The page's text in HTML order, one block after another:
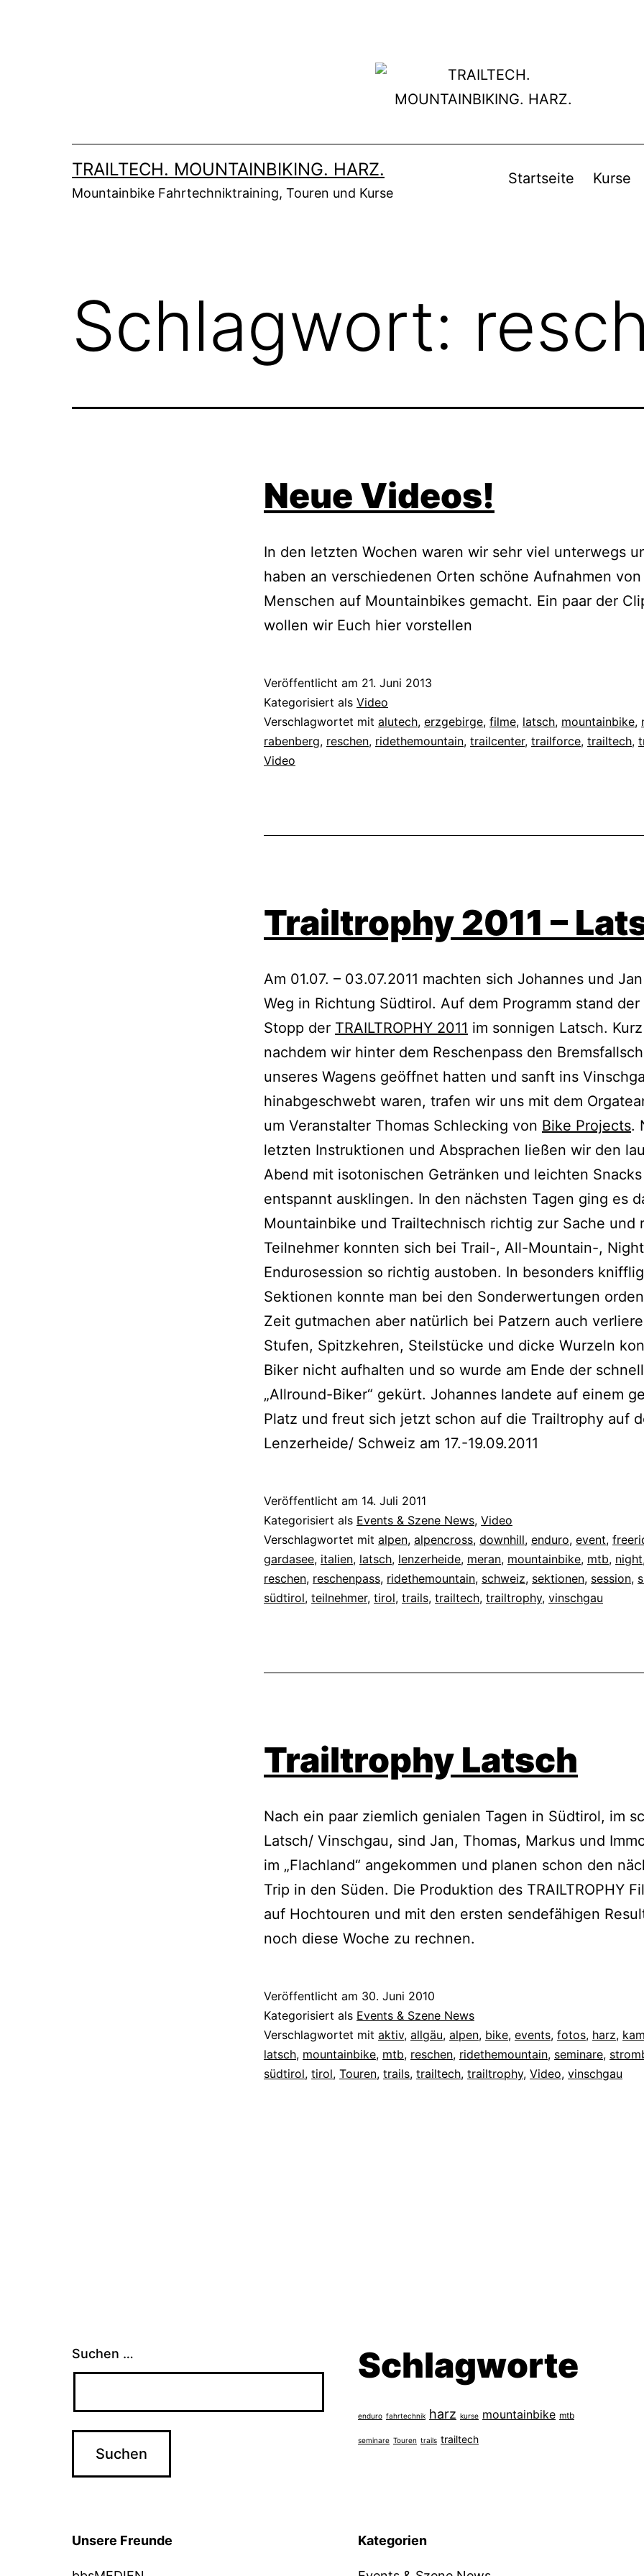
TRAILTECH. MOUNTAINBIKING. HARZ.
Mountainbike Fahrtechniktraining, Touren und Kurse
Startseite Kurse
Schlagwort:
Neue Videos!
In den letzten Wochen waren wir sehr viel unterwegs
haben an verschiedenen Orten schöne Aufnahmen von
Menschen auf Mountainbikes gemacht. Ein paar der
wollen wir Euch hier vorstellen
Veröffentlicht am 21. Juni 2013
Kategorisiert als Video
Verschlagwortet mit alutech, erzgebirge, filme, latsch, mountainbike,
rabenberg, reschen, ridethemountain, trailcenter, trailforce, trailtech,
Video
Trailtrophy 2011 –
Am 01.07. – 03.07.2011 machten sich Johannes und
Weg in Richtung Südtirol. Auf dem Programm stand der
Stopp der TRAILTROPHY 2011 im sonnigen Latsch. Kurz
nachdem wir hinter dem Reschenpass den
unseres Wagens geöffnet hatten und sanft ins
hinabgeschwebt waren, trafen wir uns mit dem
um Veranstalter Thomas Schlecking von Bike Projects.
letzten Instruktionen und Absprachen ließen wir den
Abend mit isotonischen Getränken und leichten Snacks
entspannt ausklingen. In den nächsten Tagen ging es
Mountainbike und Trailtechnisch richtig zur Sache und
Teilnehmer konnten sich bei Trail-, All-Mountain-,
Endurosession so richtig austoben. In besonders
Sektionen konnte man bei den Sonderwertungen
Zeit gutmachen aber natürlich bei Patzern auch
Stufen, Spitzkehren, Steilstücke und dicke Wurzeln
Biker nicht aufhalten und so wurde am Ende der
„Allround-Biker“ gekürt. Johannes landete auf einem
Platz und freut sich jetzt schon auf die Trailtrophy auf
Lenzerheide/ Schweiz am 17.-19.09.2011
Veröffentlicht am 14. Juli 2011
Kategorisiert als Events & Szene News, Video
Verschlagwortet mit alpen, alpencross, downhill, enduro, event,
gardasee, italien, latsch, lenzerheide, meran, mountainbike, mtb, night
reschen, reschenpass, ridethemountain, schweiz, sektionen, session,
südtirol, teilnehmer, tirol, trails, trailtech, trailtrophy, vinschgau
Trailtrophy Latsch
Nach ein paar ziemlich genialen Tagen in Südtirol, im
Latsch/ Vinschgau, sind Jan, Thomas, Markus und
im „Flachland“ angekommen und planen schon den
Trip in den Süden. Die Produktion des TRAILTROPHY
auf Hochtouren und mit den ersten sendefähigen
noch diese Woche zu rechnen.
Veröffentlicht am 30. Juni 2010
Kategorisiert als Events & Szene News
Verschlagwortet mit aktiv, allgäu, alpen, bike, events, fotos, harz,
latsch, mountainbike, mtb, reschen, ridethemountain, seminare,
südtirol, tirol, Touren, trails, trailtech, trailtrophy, Video, vinschgau
Suchen … Schlagworte
enduro fahrtechnik harz kurse mountainbike mtb
seminare Touren trails trailtech
Unsere Freunde Kategorien